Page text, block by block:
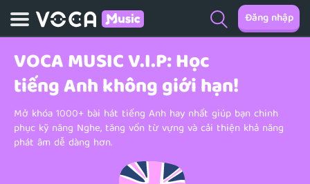
Đăng nhập
VOCA MUSIC V.I.P:Học
tiếng Anh không giới hạn!
Mở khóa 1000+ bài hát tiếng Anh hay nhất giúp bạn chinh
phục kỹ năng Nghe, tăng vốn từ vựng và cải thiện khả năng
phát âm dễ dàng hơn.